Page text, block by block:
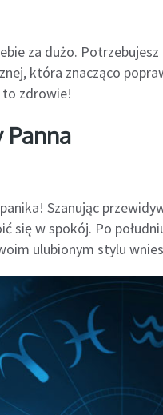
za dużo.
która znacząco
to zdrowie!
Panna
Szanując
się w spokój. Po
ulubionym stylu